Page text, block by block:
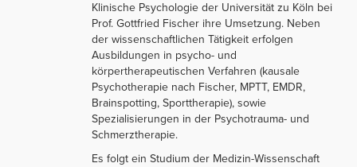
Klinische Psychologie der Universität zu Köln bei
Prof. Gottfried Fischer ihre Umsetzung. Neben
der wissenschaftlichen Tätigkeit erfolgen
Ausbildungen in psycho- und
körpertherapeutischen Verfahren (kausale
Psychotherapie nach Fischer, MPTT, EMDR,
Brainspotting, Sporttherapie), sowie
Spezialisierungen in der Psychotrauma- und
Schmerztherapie.
Es folgt ein Studium der Medizin-Wissenschaft